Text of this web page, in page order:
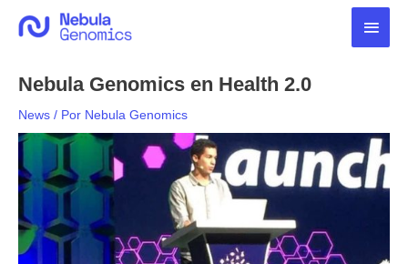
Nebula Genomics en Health 2.0
News / Por Nebula Genomics